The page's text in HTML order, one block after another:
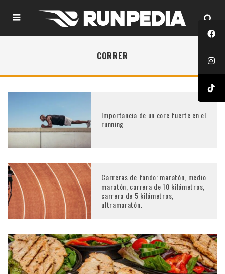
CORRER
Importancia de un core fuerte en el
running
Carreras de fondo: maratón, medio
maratón, carrera de 10 kilómetros,
carrera de 5 kilómetros,
ultramaratón.